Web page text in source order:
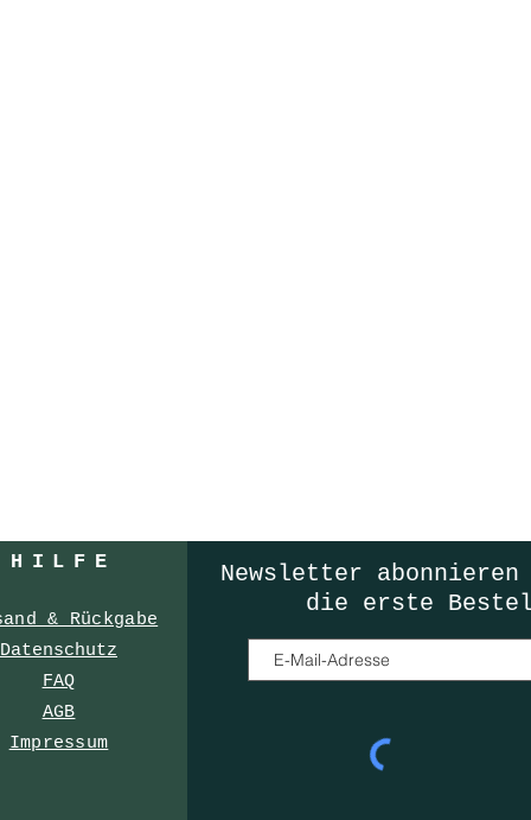
HILF E
& Rückgabe
Datenschutz
FAQ
AGB
Impressum
Newsletter
die erste